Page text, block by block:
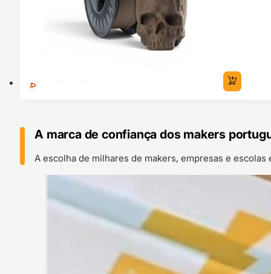
A marca de confiança dos makers
A escolha de milhares de makers, empresas e escolas